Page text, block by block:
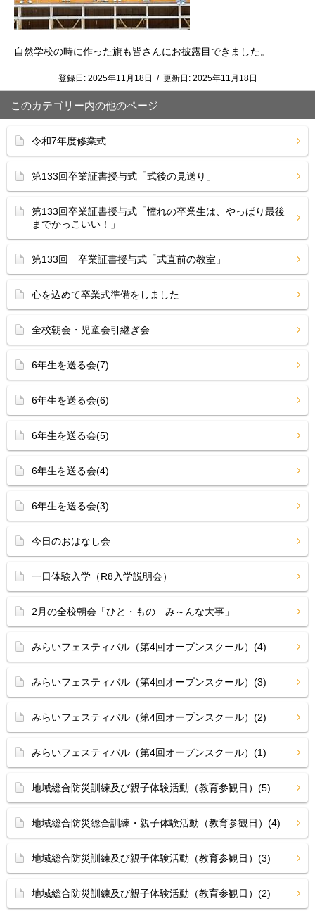
自然学校の時に作った旗も皆さんにお披露目できました。
登録日: 2025年11月18日 / 更新日: 2025年11月18日
このカテゴリー内の他のページ
令和7年度修業式
第133回卒業証書授与式「式後の見送り」
第133回卒業証書授与式「憧れの卒業生は、やっぱり最後
までかっこいい！」
第133回 卒業証書授与式「式直前の教室」
心を込めて卒業式準備をしました
全校朝会・児童会引継ぎ会
6年生を送る会(7)
6年生を送る会(6)
6年生を送る会(5)
6年生を送る会(4)
6年生を送る会(3)
今日のおはなし会
一日体験入学（R8入学説明会）
2月の全校朝会「ひと・もの み～んな大事」
みらいフェスティバル（第4回オープンスクール）(4)
みらいフェスティバル（第4回オープンスクール）(3)
みらいフェスティバル（第4回オープンスクール）(2)
みらいフェスティバル（第4回オープンスクール）(1)
地域総合防災訓練及び親子体験活動（教育参観日）(5)
地域総合防災総合訓練・親子体験活動（教育参観日）(4)
地域総合防災訓練及び親子体験活動（教育参観日）(3)
地域総合防災訓練及び親子体験活動（教育参観日）(2)